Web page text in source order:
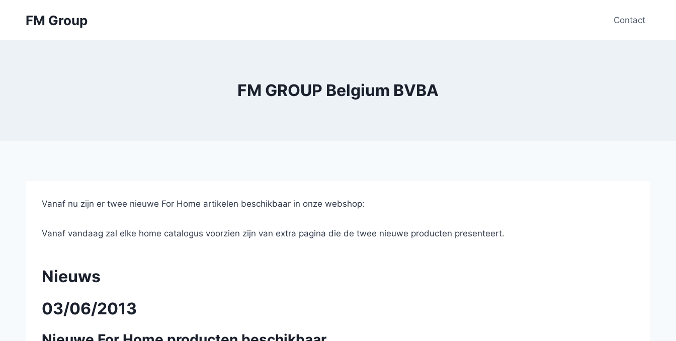
FM Group Contact
FM GROUP Belgium BVBA
Vanaf nu zijn er twee nieuwe For Home artikelen beschikbaar in onze webshop:
Vanaf vandaag zal elke home catalogus voorzien zijn van extra pagina die de twee nieuwe producten presenteert.
Nieuws
03/06/2013